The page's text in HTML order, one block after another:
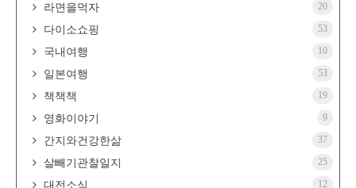
라면을먹자 20
다이소쇼핑 53
국내여행 10
일본여행 53
책책책 19
영화이야기 9
간지와건강한삶 37
살빼기관찰일지 25
대전소식 12